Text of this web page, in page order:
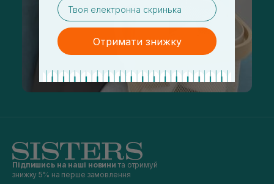
Підпишись на наші новини та отримуй
знижку 5% на перше замовлення
Отримати знижку